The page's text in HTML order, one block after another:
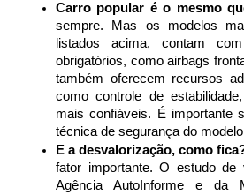
Carro popular é o mesmo
sempre. Mas os modelos
listados acima, contam
obrigatórios, como airbags
também oferecem recursos
como controle de
mais confiáveis. É importante
técnica de segurança do
E a desvalorização, como
fator importante. O estudo de
Agência AutoInforme e da